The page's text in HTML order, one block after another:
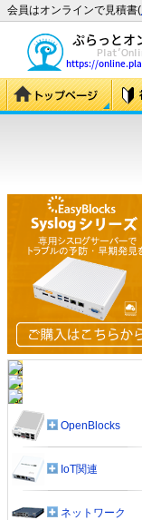
会員はオンラインで見積書(
OpenBlocks
IoT関連
ネットワーク